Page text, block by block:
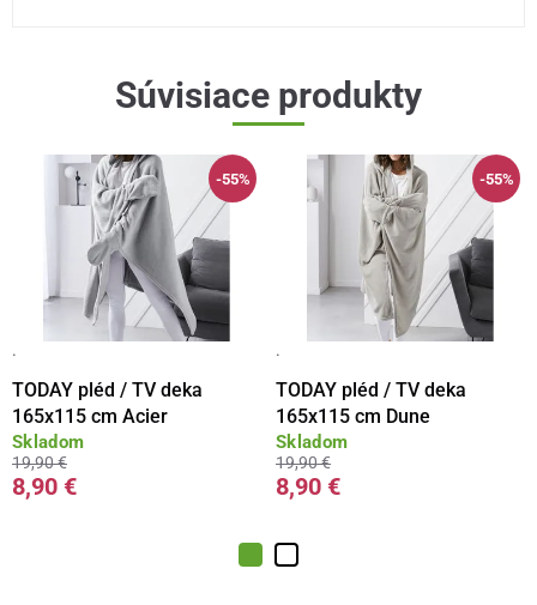
Súvisiace produkty
-55%
·
TODAY pléd / TV deka
165x115 cm Acier
Skladom
19,90 €
8,90 €
-55%
·
TODAY pléd / TV deka
165x115 cm Dune
Skladom
19,90 €
8,90 €